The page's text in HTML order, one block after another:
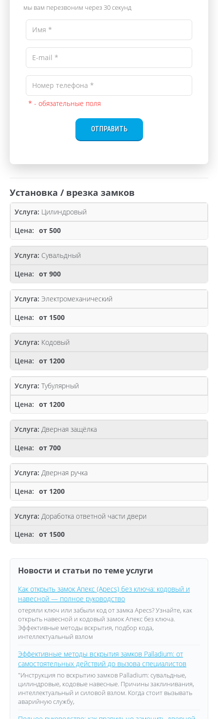
мы вам перезвоним через 30 секунд
* - обязательные поля
ОТПРАВИТЬ
Установка / врезка замков
Цилиндровый
от 500
Сувальдный
от 900
Электромеханический
от 1500
Кодовый
от 1200
Тубулярный
от 1200
Дверная защёлка
от 700
Дверная ручка
от 1200
Доработка ответной части двери
от 1500
Новости и статьи по теме услуги
Как открыть замок Апекс (Apecs) без ключа: кодовый и
навесной — полное руководство
отеряли ключ или забыли код от замка Apecs? Узнайте, как
открыть навесной и кодовый замок Апекс без ключа.
Эффективные методы вскрытия, подбор кода,
интеллектуальный взлом
Эффективные методы вскрытия замков Palladium: от
самостоятельных действий до вызова специалистов
"Инструкция по вскрытию замков Palladium: сувальдные,
цилиндровые, кодовые навесные. Причины заклинивания,
интеллектуальный и силовой взлом. Когда стоит вызывать
аварийную службу,